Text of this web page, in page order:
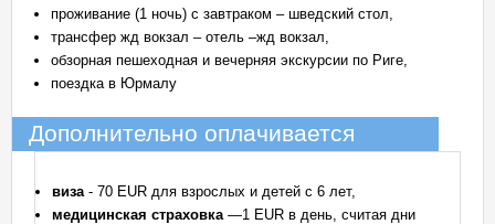
проживание (1 ночь) с завтраком – шведский стол,
трансфер жд вокзал – отель –жд вокзал,
обзорная пешеходная и вечерняя экскурсии по Риге,
поездка в Юрмалу
Дополнительно оплачивается
виза- 70 EUR для взрослых и детей с 6 лет,
медицинская страховка—1 EUR в день, считая дни